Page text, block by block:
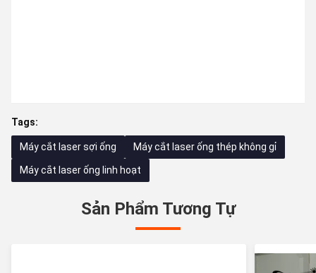
Tags:
Máy cắt laser sợi ống Máy cắt laser ống thép không gỉ
Máy cắt laser ống linh hoạt
Sản Phẩm Tương Tự